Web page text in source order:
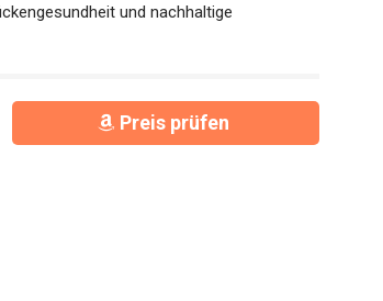
und nachhaltige
Preis prüfen